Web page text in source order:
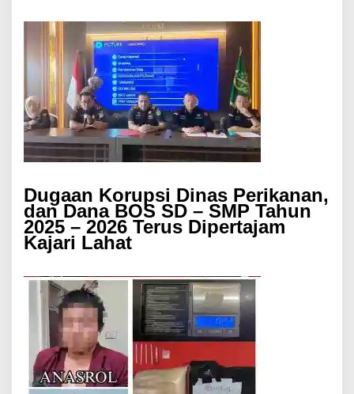
Dugaan Korupsi Dinas Perikanan,
dan Dana BOS SD – SMP Tahun
2025 – 2026 Terus Dipertajam
Kajari Lahat